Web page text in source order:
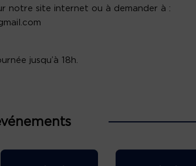
notre site internet ou à demander à :
jusqu’à 18h.